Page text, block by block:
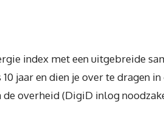
index met een uitgebreide
jaar en dien je over te dragen
overheid (DigiD inlog